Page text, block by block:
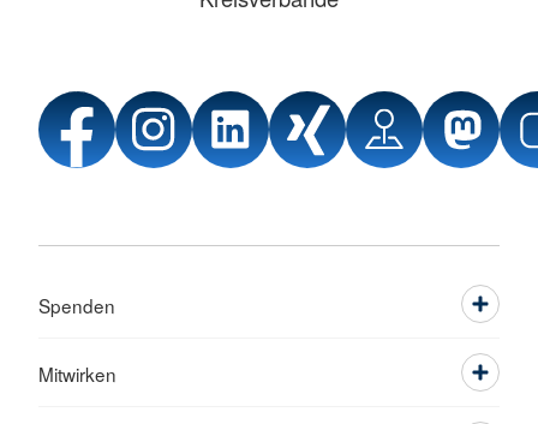
Spenden
Mitwirken